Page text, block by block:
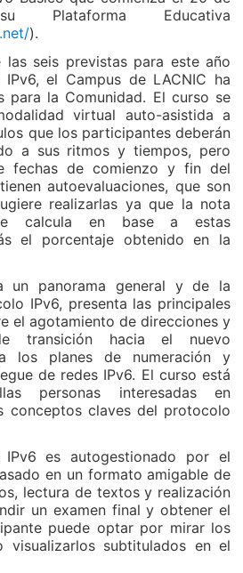
Educativa
).
las seis previstas para este año
el Campus de LACNIC ha
para la Comunidad. El curso se
virtual auto-asistida a
que los participantes deberán
a sus ritmos y tiempos, pero
fechas de comienzo y fin del
autoevaluaciones, que son
realizarlas ya que la nota
calcula en base a estas
el porcentaje obtenido en la
un panorama general y de la
IPv6, presenta las principales
el agotamiento de direcciones y
transición hacia el nuevo
los planes de numeración y
de redes IPv6. El curso está
personas interesadas en
conceptos claves del protocolo
es autogestionado por el
en un formato amigable de
lectura de textos y realización
un examen final y obtener el
puede optar por mirar los
visualizarlos subtitulados en el